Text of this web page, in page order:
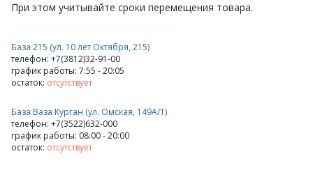
При этом учитывайте сроки перемещения товара.
База 215 (ул. 10 лет Октября, 215)
телефон: +7(3812)32-91-00
график работы: 7:55 - 20:05
остаток: отсутствует
База Ваза Курган (ул. Омская, 149А/1)
телефон: +7(3522)632-000
график работы: 08:00 - 20:00
остаток: отсутствует